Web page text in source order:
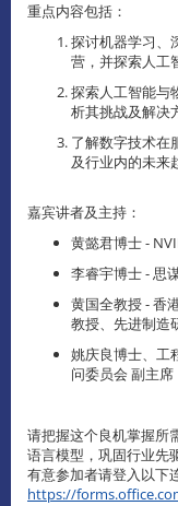
重点内容包括：
探讨机器学习、
营，并探索人工
探索人工智能与
析其挑战及解决
了解数字技术在
及行业内的未来
嘉宾讲者及主持：
黄懿君博士 -
李睿宇博士 - 思
黄国全教授 - 香
教授、先进制造
姚庆良博士、工
问委员会 副主席
请把握这个良机掌握所
语言模型，巩固行业先
有意参加者请登入以下
https://